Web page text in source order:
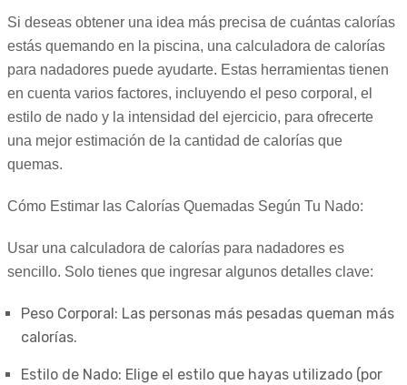
Si deseas obtener una idea más precisa de cuántas calorías
estás quemando en la piscina, una calculadora de calorías
para nadadores puede ayudarte. Estas herramientas tienen
en cuenta varios factores, incluyendo el peso corporal, el
estilo de nado y la intensidad del ejercicio, para ofrecerte
una mejor estimación de la cantidad de calorías que
quemas.
Cómo Estimar las Calorías Quemadas Según Tu Nado:
Usar una calculadora de calorías para nadadores es
sencillo. Solo tienes que ingresar algunos detalles clave:
Peso Corporal: Las personas más pesadas queman más
calorías.
Estilo de Nado: Elige el estilo que hayas utilizado (por